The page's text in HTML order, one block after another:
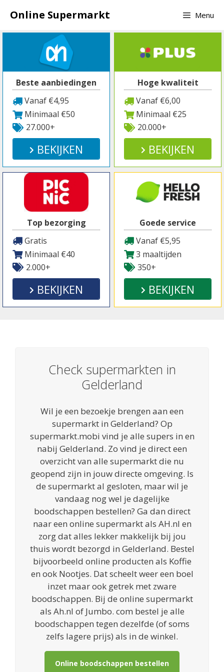
naar
inhoud
Online Supermarkt Menu
Beste aanbiedingen
Vanaf €4,95
Minimaal €50
27.000+
BEKIJKEN
Hoge kwaliteit
Vanaf €6,00
Minimaal €25
20.000+
BEKIJKEN
Top bezorging
Gratis
Minimaal €40
2.000+
BEKIJKEN
Goede service
Vanaf €5,95
3 maaltijden
350+
BEKIJKEN
Check supermarkten in
Gelderland
Wil je een bezoekje brengen aan een
supermarkt in Gelderland? Op
supermarkt.mobi vind je alle supers in en
nabij Gelderland. Zo vind je direct een
overzicht van alle supermarkt die nu
geopend zijn in jouw directe omgeving. Is
de supermarkt al gesloten, maar wil je
vandaag nog wel je dagelijke
boodschappen bestellen? Ga dan direct
naar een online supermarkt als AH.nl en
zorg dat alles lekker makkelijk bij jou
thuis wordt bezorgd in Gelderland. Bestel
bijvoorbeeld online producten als Koffie
en ook Nootjes. Dat scheelt weer een boel
inzet maar ook getrek met zware
boodschappen. Bij de online supermarkt
als Ah.nl of Jumbo. com bestel je alle
boodschappen tegen dezelfde (of soms
zelfs lagere prijs) als in de winkel.
Online boodschappen bestellen